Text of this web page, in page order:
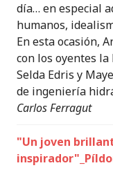
día… en especial
humanos,
En esta ocasión,
con los oyentes
Selda Edris y
de ingeniería
Carlos Ferragut
"Un joven